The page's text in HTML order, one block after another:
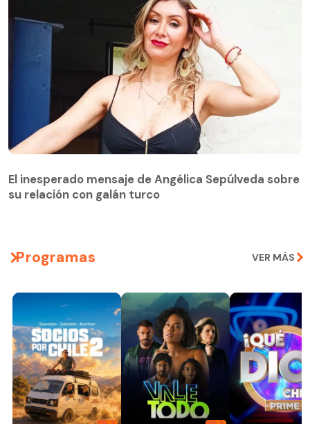
El inesperado mensaje de Angélica Sepúlveda sobre
su relación con galán turco
Programas VER MÁS